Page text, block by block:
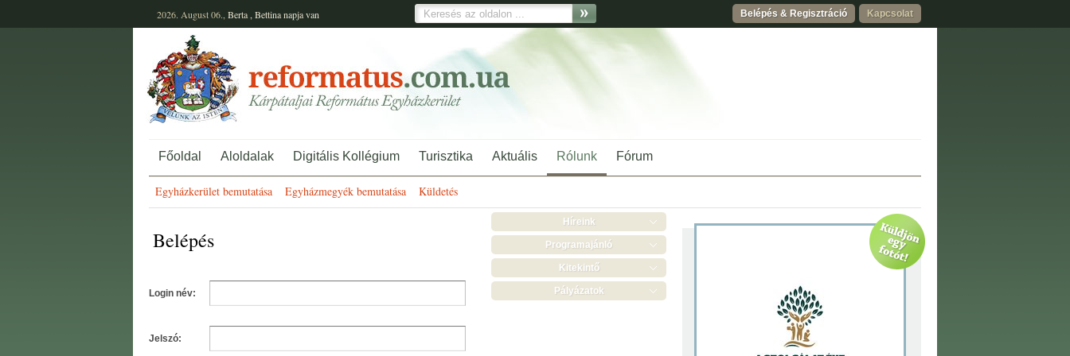
Belépés & Regisztráció Kapcsolat
2026. August 06., Berta , Bettinanapja van
Főoldal Aloldalak Digitális Kollégium Turisztika Aktuális Rólunk Fórum
Egyházkerület bemutatása Egyházmegyék bemutatása Küldetés
Belépés
Login név:
Jelszó:
Híreink
Programajánló
Kitekintő
Pályázatok